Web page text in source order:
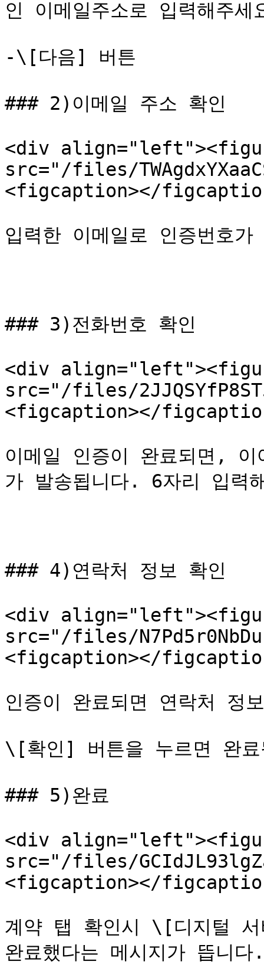
인 이메일주소로 입력해주세
-\[다음] 버튼
### 2)이메일 주소 확인
<div
src="/files/
<figcaption></
입력한 이메일로 인증번호
### 3)전화번호 확인
<div
src="/files/
<figcaption></
이메일 인증이 완료되면,
가 발송됩니다. 6자리 입력
### 4)연락처 정보 확인
<div
src="/files/
<figcaption></
인증이 완료되면 연락처 정
\[확인] 버튼을 누르면 완료
### 5)완료
<div
src="/files/
<figcaption></
계약 탭 확인시 \[디지털
완료했다는 메시지가 뜹니다.